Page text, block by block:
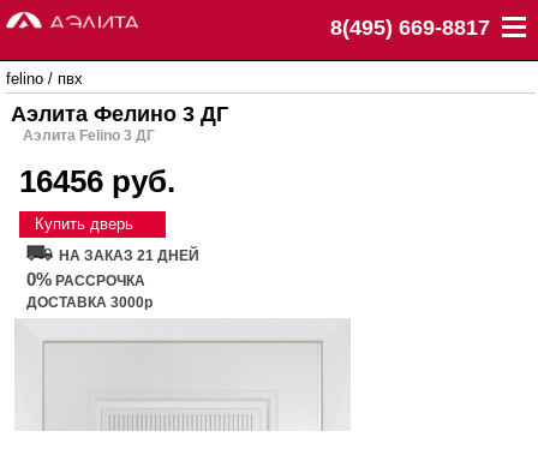
8(495) 669-8817
felino / пвх
Аэлита Фелино 3 ДГ
Аэлита Felino 3 ДГ
16456 руб.
Купить дверь
НА ЗАКАЗ 21 ДНЕЙ
0% РАССРОЧКА
ДОСТАВКА 3000р